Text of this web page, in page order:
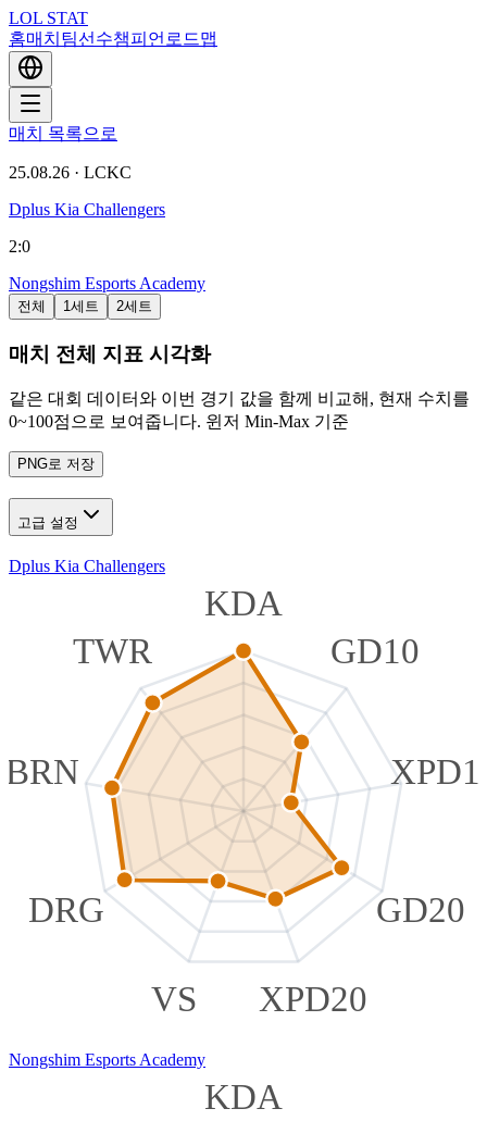
LOL STAT
홈매치 팀선수챔피언 로드맵
매치 목록으로
25.08.26 · LCKC
Dplus Kia Challengers
2:0
Nongshim Esports Academy
전체 1세트 2세트
매치 전체 지표 시각화
같은 대회 데이터와 이번 경기 값을 함께 비교해, 현재 수치를
0~100점으로 보여줍니다. 윈저 Min-Max 기준
PNG로 저장
고급 설정
Dplus Kia Challengers
KDA
GD10
GD20
XPD20
VS
DRG
BRN
TWR
Nongshim Esports Academy
KDA